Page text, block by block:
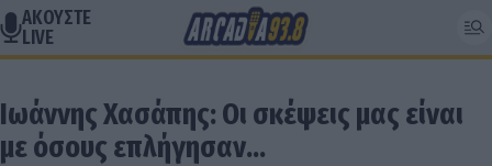
ΑΚΟΥΣΤΕ
LIVE
Ιωάννης Χασάπης: Οι σκέψεις μας είναι
με όσους επλήγησαν...